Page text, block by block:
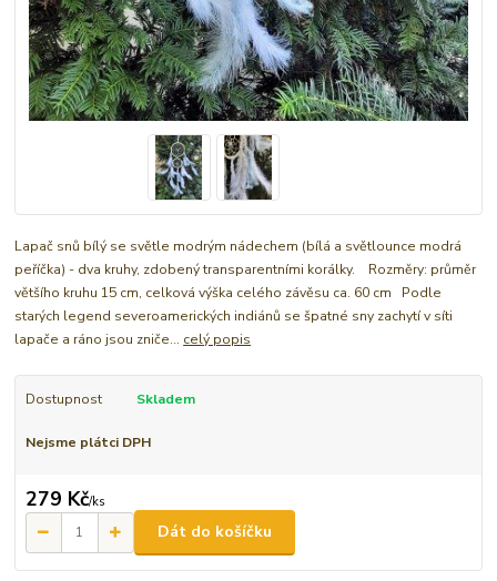
Lapač snů bílý se světle modrým nádechem (bílá a světlounce modrá
peříčka) - dva kruhy, zdobený transparentními korálky. Rozměry: průměr
většího kruhu 15 cm, celková výška celého závěsu ca. 60 cm Podle
starých legend severoamerických indiánů se špatné sny zachytí v síti
lapače a ráno jsou zniče... celý popis
Dostupnost Skladem
Nejsme plátci DPH
279 Kč/ks
Dát do košíčku